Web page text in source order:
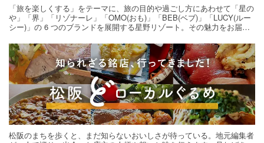
「旅を楽しくする」をテーマに、旅の目的や過ごし方にあわせて「星の
や」「界」「リゾナーレ」「OMO(おも)」「BEB(ベブ)」「LUCY(ルー
シー)」の 6 つのブランドを展開する星野リゾート。その魅力をお届け
松阪のまちを歩くと、まだ知らないおいしさが待っている。地元編集者